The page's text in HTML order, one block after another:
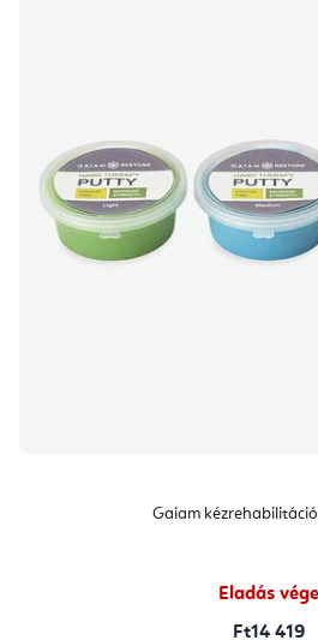
Gaiam
Eladás vége
Ft14 419